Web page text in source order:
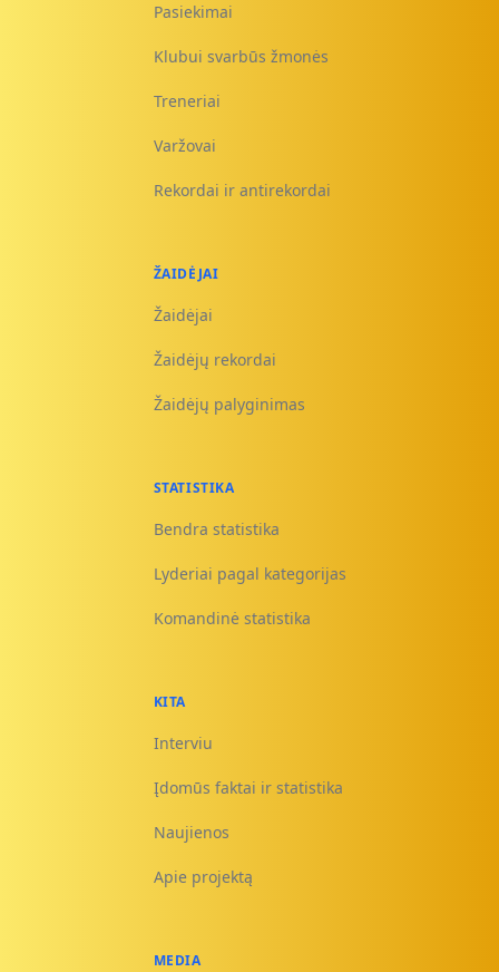
Pasiekimai
Klubui svarbūs žmonės
Treneriai
Varžovai
Rekordai ir antirekordai
ŽAIDĖJAI
Žaidėjai
Žaidėjų rekordai
Žaidėjų palyginimas
STATISTIKA
Bendra statistika
Lyderiai pagal kategorijas
Komandinė statistika
KITA
Interviu
Įdomūs faktai ir statistika
Naujienos
Apie projektą
MEDIA